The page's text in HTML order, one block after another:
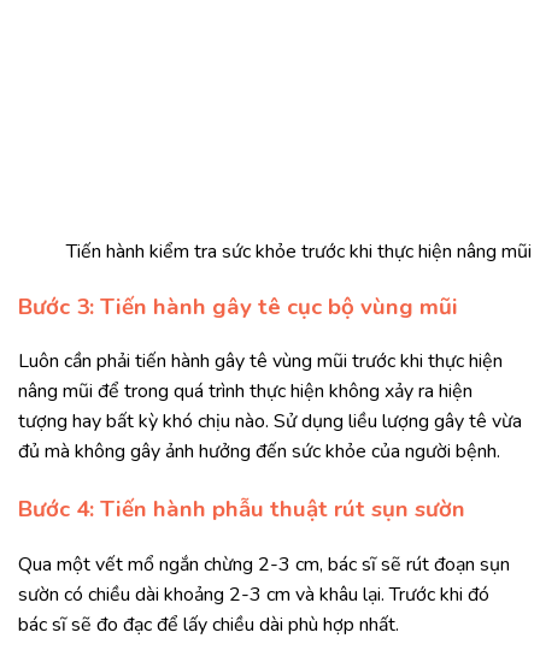
Tiến hành kiểm tra sức khỏe trước khi thực hiện nâng mũi
Bước 3: Tiến hành gây tê cục bộ vùng mũi
Luôn cần phải tiến hành gây tê vùng mũi trước khi thực hiện
nâng mũi để trong quá trình thực hiện không xảy ra hiện
tượng hay bất kỳ khó chịu nào. Sử dụng liều lượng gây tê vừa
đủ mà không gây ảnh hưởng đến sức khỏe của người bệnh.
Bước 4: Tiến hành phẫu thuật rút sụn sườn
Qua một vết mổ ngắn chừng 2-3 cm, bác sĩ sẽ rút đoạn sụn
sườn có chiều dài khoảng 2-3 cm và khâu lại. Trước khi đó
bác sĩ sẽ đo đạc để lấy chiều dài phù hợp nhất.